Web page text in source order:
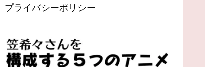
プライバシーポリシー